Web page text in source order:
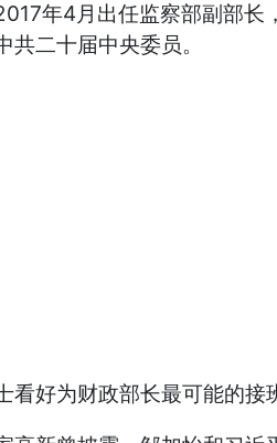
年4月出任监察部副部
二十届中央委员。
看好为财政部长最可能的接